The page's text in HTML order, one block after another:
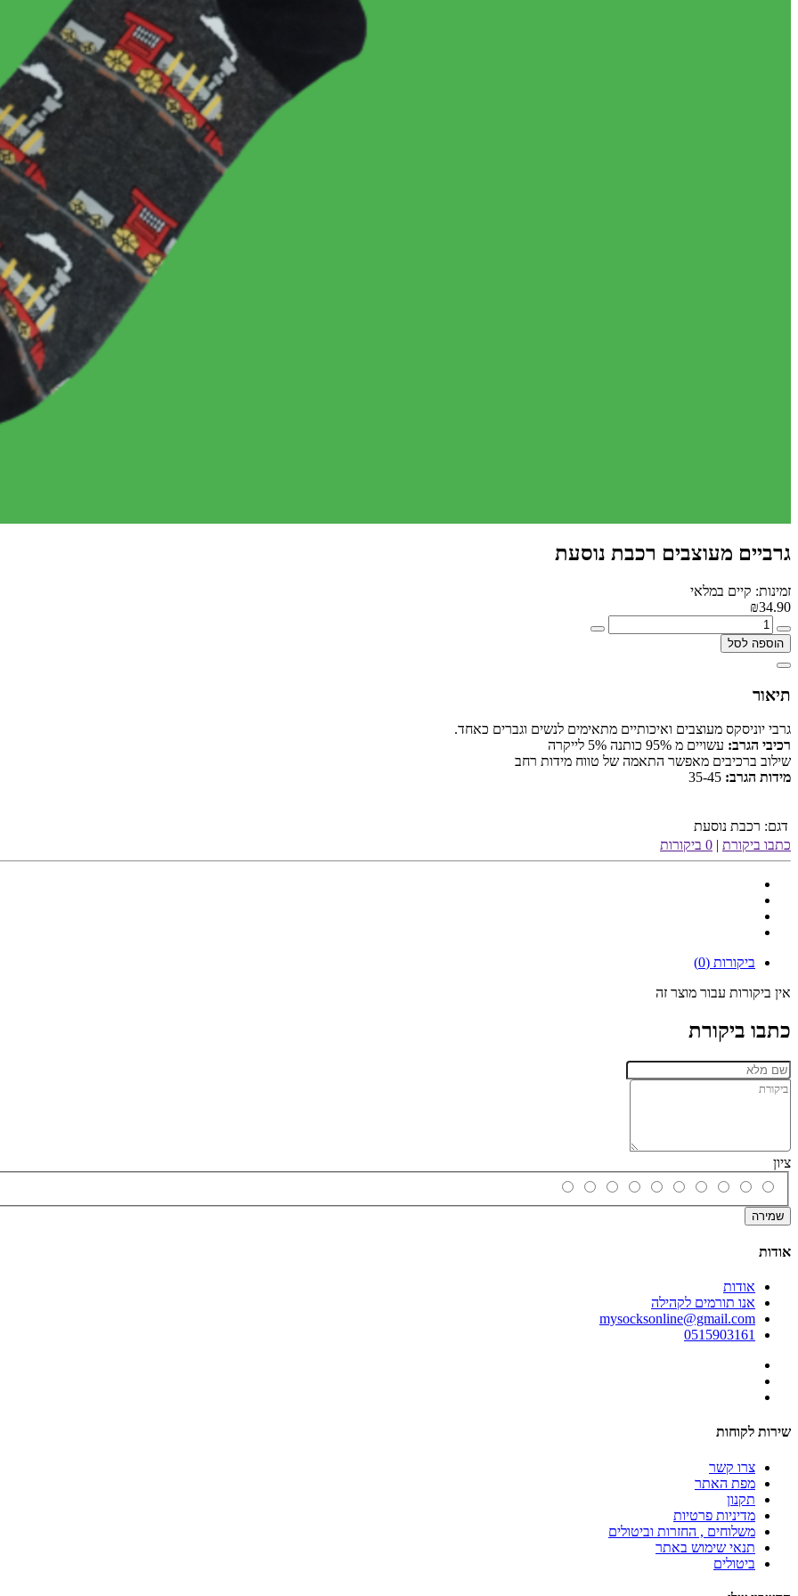
גרביים מעוצבים רכבת נוסעת
זמינות: קיים במלאי
₪34.90
הוספה לסל
תיאור
גרבי יוניסקס מעוצבים ואיכותיים מתאימים לנשים וגברים כאחד.
רכיבי הגרב: עשויים מ 95% כותנה 5% לייקרה
שילוב ברכיבים מאפשר התאמה של טווח מידות רחב
מידות הגרב: 35-45
דגם: רכבת נוסעת
כתבו ביקורת | 0 ביקורות
ביקורות (0)
אין ביקורות עבור מוצר זה
כתבו ביקורת
ציון
שמירה
אודות
אודות
אנו תורמים לקהילה
mysocksonline@gmail.com
0515903161
שירות לקוחות
צרו קשר
מפת האתר
תקנון
מדיניות פרטיות
משלוחים , החזרות וביטולים
תנאי שימוש באתר
ביטולים